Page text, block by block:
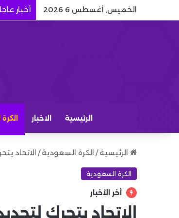
الخميس, أغسطس 6 2026 أخبار
الرئيسية الاخبار
الرئيسية / الكرة السعودية / الاتحاد
الكرة السعودية
أخر الأخبار
الاتحاد يتحرك